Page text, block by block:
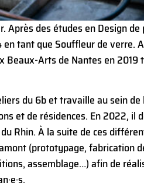
Après des études en Design
tant que Souffleur de verre.
Beaux-Arts de Nantes en
du 6b et travaille au sein
et de résidences. En 2022, il
Rhin. À la suite de ces
(prototypage, fabrication
assemblage…) afin de